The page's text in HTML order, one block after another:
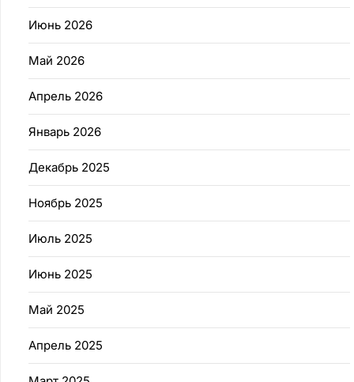
Июнь 2026
Май 2026
Апрель 2026
Январь 2026
Декабрь 2025
Ноябрь 2025
Июль 2025
Июнь 2025
Май 2025
Апрель 2025